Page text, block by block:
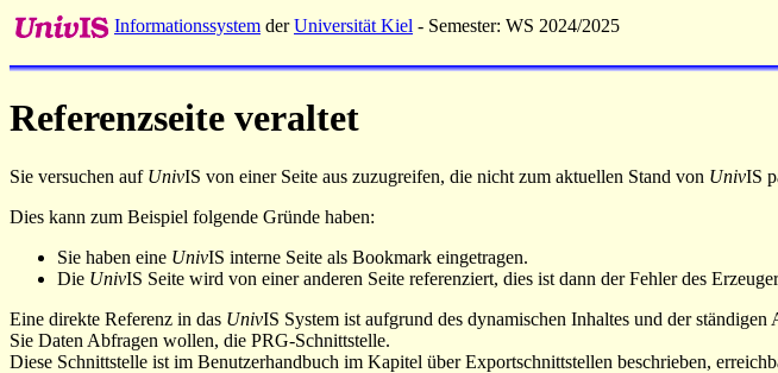
Informationssystem derUniversität Kiel - Semester: WS 2024/2025
Referenzseite veraltet
Sie versuchen auf UnivIS von einer Seite aus zuzugreifen, die nicht zum aktuellen Stand von UnivIS
Dies kann zum Beispiel folgende Gründe haben:
Sie haben eine UnivIS interne Seite als Bookmark eingetragen.
Die UnivIS Seite wird von einer anderen Seite referenziert, dies ist dann der Fehler des
Eine direkte Referenz in das UnivIS System ist aufgrund des dynamischen Inhaltes und der
Sie Daten Abfragen wollen, die PRG-Schnittstelle.
Diese Schnittstelle ist im Benutzerhandbuch im Kapitel über Exportschnittstellen beschrieben,